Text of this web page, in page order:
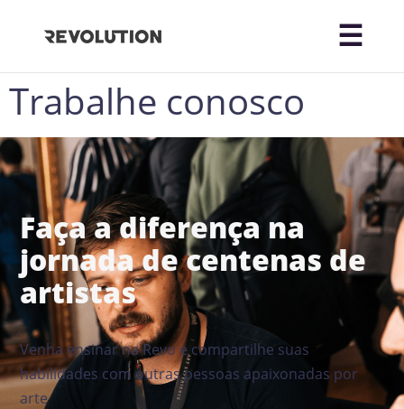
Trabalhe conosco
Faça a diferença na
jornada de centenas de
artistas
Venha ensinar na Revo e compartilhe suas
habilidades com outras pessoas apaixonadas por
arte